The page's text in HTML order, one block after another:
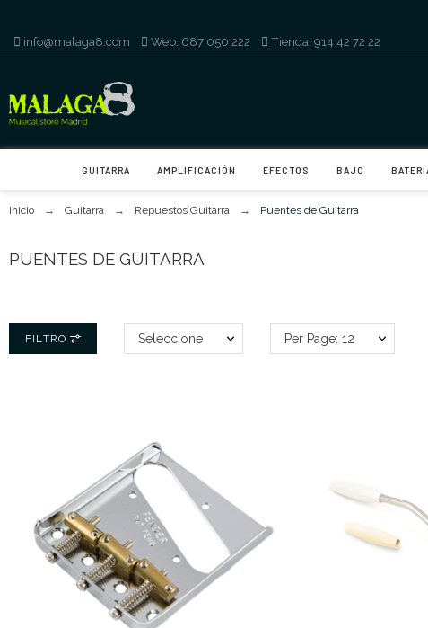
info@malaga8.com Web: 687 050 222 Tienda: 914 42 72 22
GUITARRA AMPLIFICACIÓN EFECTOS BAJO
Inicio Guitarra Repuestos Guitarra Puentes de Guitarra
PUENTES DE GUITARRA
FILTRO Seleccione Per Page: 12